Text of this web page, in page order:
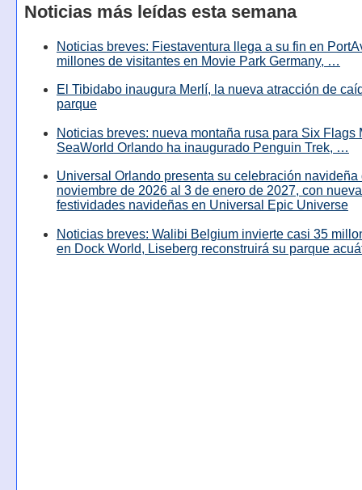
Noticias más leídas esta semana
Noticias breves: Fiestaventura llega a su fin en
millones de visitantes en Movie Park Germany, …
El Tibidabo inaugura Merlí, la nueva atracción de
parque
Noticias breves: nueva montaña rusa para Six Flags
SeaWorld Orlando ha inaugurado Penguin Trek, …
Universal Orlando presenta su celebración navideña
noviembre de 2026 al 3 de enero de 2027, con
festividades navideñas en Universal Epic Universe
Noticias breves: Walibi Belgium invierte casi 35
en Dock World, Liseberg reconstruirá su parque